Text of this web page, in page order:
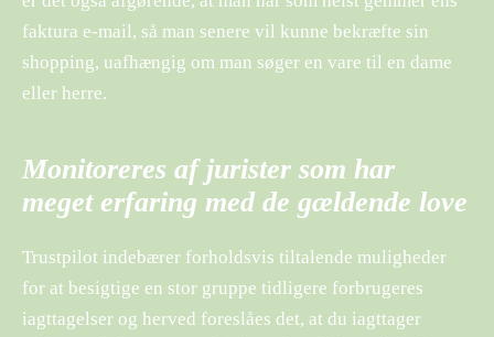
faktura e-mail, så man senere vil kunne bekræfte sin
shopping, uafhængig om man søger en vare til en dame
eller herre.
Monitoreres af jurister som har
meget erfaring med de gældende love
Trustpilot indebærer forholdsvis tiltalende muligheder
for at besigtige en stor gruppe tidligere forbrugeres
iagttagelser og herved foreslåes det, at du iagttager